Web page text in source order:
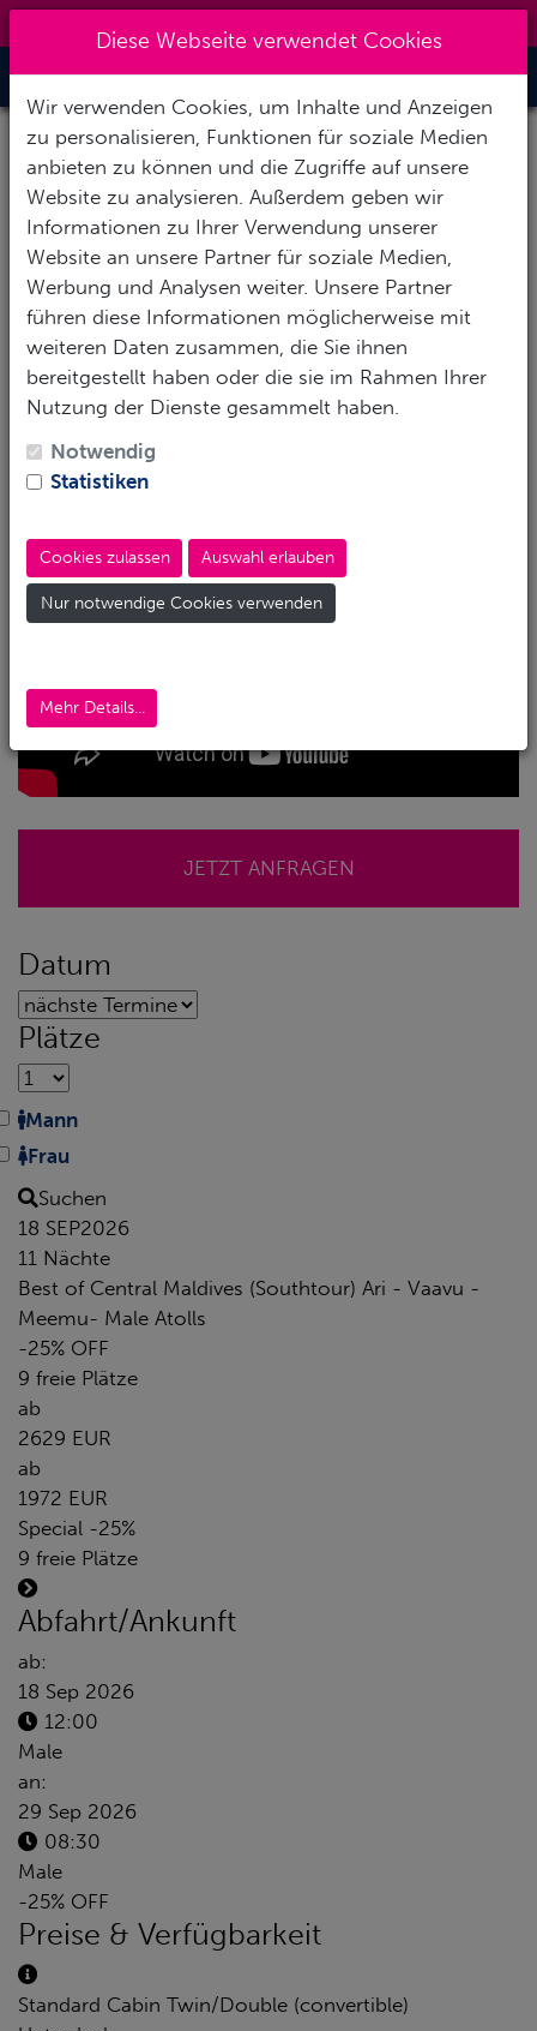
Toggle
JETZT ANFRAGEN
Datum
Plätze
Mann
Frau
Suchen
18 SEP2026
11 Nächte
Best of Central Maldives (Southtour) Ari - Vaavu -
Meemu- Male Atolls
-25% OFF
9 freie Plätze
ab
2629 EUR
ab
1972 EUR
Special -25%
9 freie Plätze
Abfahrt/Ankunft
ab:
18 Sep 2026
12:00
Male
an:
29 Sep 2026
08:30
Male
-25% OFF
Preise & Verfügbarkeit
Standard Cabin Twin/Double (convertible)
Diese Webseite verwendet Cookies
Wir verwenden Cookies, um Inhalte und Anzeigen
zu personalisieren, Funktionen für soziale Medien
anbieten zu können und die Zugriffe auf unsere
Website zu analysieren. Außerdem geben wir
Informationen zu Ihrer Verwendung unserer
Website an unsere Partner für soziale Medien,
Werbung und Analysen weiter. Unsere Partner
führen diese Informationen möglicherweise mit
weiteren Daten zusammen, die Sie ihnen
bereitgestellt haben oder die sie im Rahmen Ihrer
Nutzung der Dienste gesammelt haben.
Notwendig
Statistiken
Cookies zulassen Auswahl erlauben
Nur notwendige Cookies verwenden
Mehr Details...